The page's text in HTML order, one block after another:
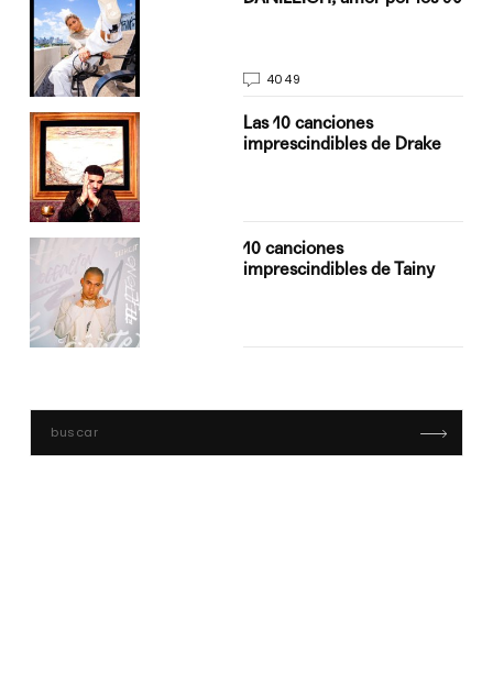
4049
Las 10 canciones
imprescindibles de Drake
10 canciones
imprescindibles de Tainy